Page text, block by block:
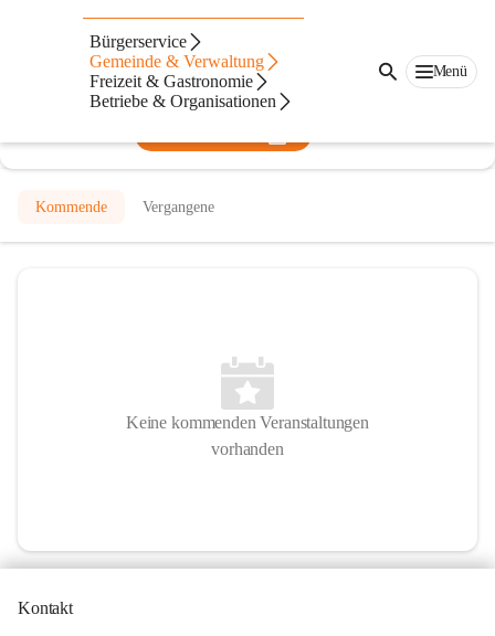
Bürgerservice
Gemeinde & Verwaltung
Freizeit & Gastronomie
Betriebe & Organisationen
Menü
Kindergarten Draßmarkt
@kindergarten-drassmarkt
Kindergarten
Kommende Vergangene
Keine kommenden Veranstaltungen
vorhanden
Kontakt